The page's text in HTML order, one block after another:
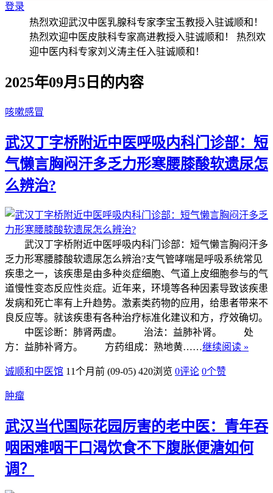
登录
热烈欢迎武汉中医乳腺科专家李宝玉教授入驻诚顺和！
热烈欢迎中医皮肤科专家高进教授入驻诚顺和！ 热烈欢
迎中医内科专家刘义涛主任入驻诚顺和！
2025年09月5日的内容
咳嗽感冒
武汉丁字桥附近中医呼吸内科门诊部：短
气懒言胸闷汗多乏力形寒腰膝酸软遗尿怎
么辨治?
武汉丁字桥附近中医呼吸内科门诊部：短气懒言胸闷汗多
乏力形寒腰膝酸软遗尿怎么辨治?支气管哮喘是呼吸系统常见
疾患之一，该疾患是由多种炎症细胞、气道上皮细胞参与的气
道慢性变态反应性炎症。近年来，环境等各种因素导致该疾患
发病和死亡率有上升趋势。激素类药物的应用，给患者带来不
良反应等。就该疾患有各种治疗标准化建议和方，疗效确切。
中医诊断：肺肾两虚。 治法：益肺补肾。 处
方：益肺补肾方。 方药组成：熟地黄……继续阅读 »
诚顺和中医馆 11个月前 (09-05) 420浏览 0评论 0个赞
肿瘤
武汉当代国际花园厉害的老中医：青年吞
咽困难咽干口渴饮食不下腹胀便溏如何
调？